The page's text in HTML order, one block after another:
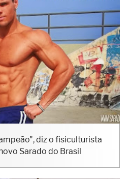
diz o fisiculturista
Sarado do Brasil